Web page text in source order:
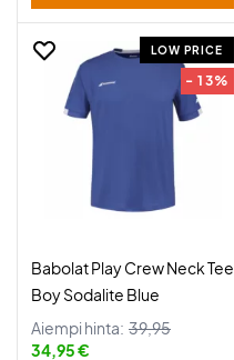
LOW PRICE
- 13%
Babolat Play Crew Neck Tee
Boy Sodalite Blue
Aiempi hinta: 39,95
34,95 €